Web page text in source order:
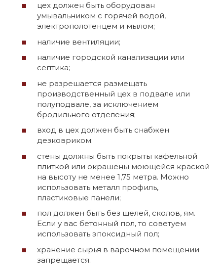
цех должен быть оборудован
умывальником с горячей водой,
электрополотенцем и мылом;
наличие вентиляции;
наличие городской канализации или
септика;
не разрешается размещать
производственный цех в подвале или
полуподвале, за исключением
бродильного отделения;
вход в цех должен быть снабжен
дезковриком;
стены должны быть покрыты кафельной
плиткой или окрашены моющейся краской
на высоту не менее 1,75 метра. Можно
использовать металл профиль,
пластиковые панели;
пол должен быть без щелей, сколов, ям.
Если у вас бетонный пол, то советуем
использовать эпоксидный пол;
хранение сырья в варочном помещении
запрещается.